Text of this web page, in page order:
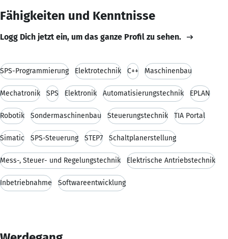
Fähigkeiten und Kenntnisse
Logg Dich jetzt ein, um das ganze Profil zu sehen.
SPS-Programmierung Elektrotechnik C++ Maschinenbau
Mechatronik SPS Elektronik Automatisierungstechnik EPLAN
Robotik Sondermaschinenbau Steuerungstechnik TIA Portal
Simatic SPS-Steuerung STEP7 Schaltplanerstellung
Mess-, Steuer- und Regelungstechnik Elektrische Antriebstechnik
Inbetriebnahme Softwareentwicklung